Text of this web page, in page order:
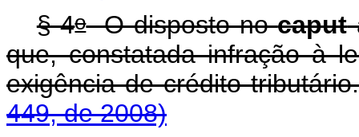
§ 4oO disposto nocaput
que, constatada infração à
exigência de crédito
449, de 2008)